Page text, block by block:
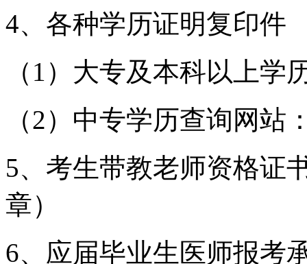
4、各种学历证明复印件
（ 1）大专及本科以上学
（2）中专学历查询网站
5、考生带教老师资格证
章）
6、应届毕业生医师报考